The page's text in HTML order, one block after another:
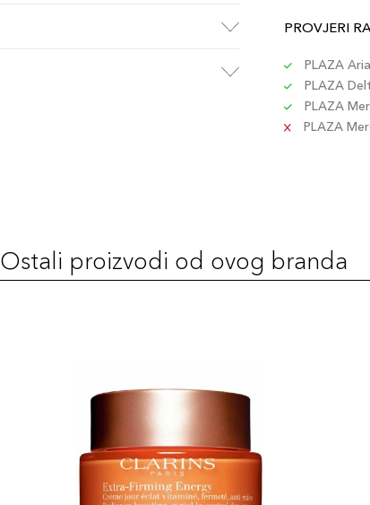
PROVJERI
PLAZA
PLAZA
PLAZA
PLAZA
Ostali proizvodi od ovog branda